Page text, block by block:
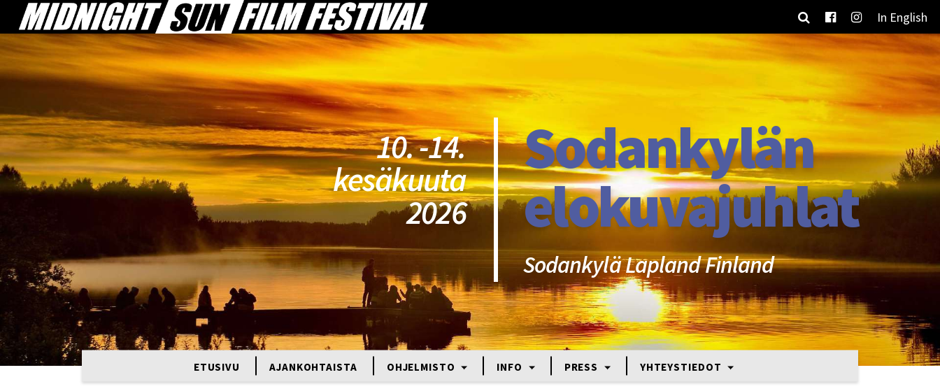
In English
10. -14.
kesäkuuta
2026
Sodankylän
elokuvajuhlat
Sodankylä Lapland Finland
ETUSIVU AJANKOHTAISTA OHJELMISTO INFO PRESS YHTEYSTIEDOT